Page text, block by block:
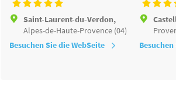
Saint-Laurent-du-Verdon,
Alpes-de-Haute-Provence (04)
Besuchen Sie die WebSeite